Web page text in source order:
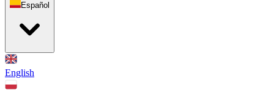
Español
English